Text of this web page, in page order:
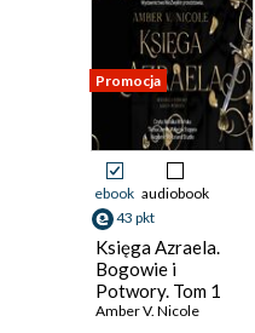
Promocja
ebook audiobook
43 pkt
Księga Azraela.
Bogowie i
Potwory. Tom 1
Amber V. Nicole